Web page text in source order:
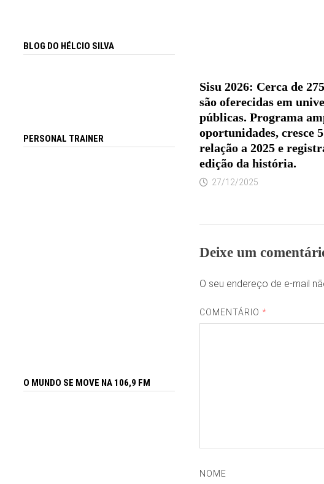
Sisu 2026: Cerca de
são oferecidas em
públicas. Programa
oportunidades, cresce
relação a 2025 e
edição da história.
27/12/2025
Deixe um
O seu endereço de e-mail
COMENTÁRIO*
NOME
BLOG DO HÉLCIO SILVA
PERSONAL TRAINER
O MUNDO SE MOVE NA 106,9 FM